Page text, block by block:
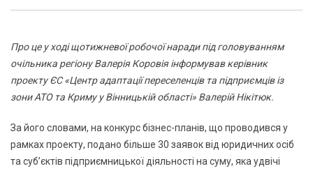
Про це у ході щотижневої робочої наради під головуванням
очільника регіону Валерія Коровія інформував керівник
проекту ЄС «Центр адаптації переселенців та підприємців із
зони АТО та Криму у Вінницькій області» Валерій Нікітюк.
За його словами, на конкурс бізнес-планів, що проводився у
рамках проекту, подано більше 30 заявок від юридичних осіб
та суб’єктів підприємницької діяльності на суму, яка удвічі